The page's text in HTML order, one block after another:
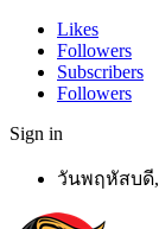
Likes
Followers
Subscribers
Followers
Sign in
วันพฤหัสบดี,